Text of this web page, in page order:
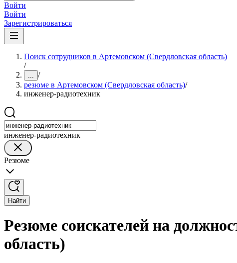
Войти
Войти
Зарегистрироваться
Поиск сотрудников в Артемовском (Свердловская область)
/
... /
резюме в Артемовском (Свердловская область)/
инженер-радиотехник
инженер-радиотехник
Резюме
Найти
Резюме соискателей на
область)